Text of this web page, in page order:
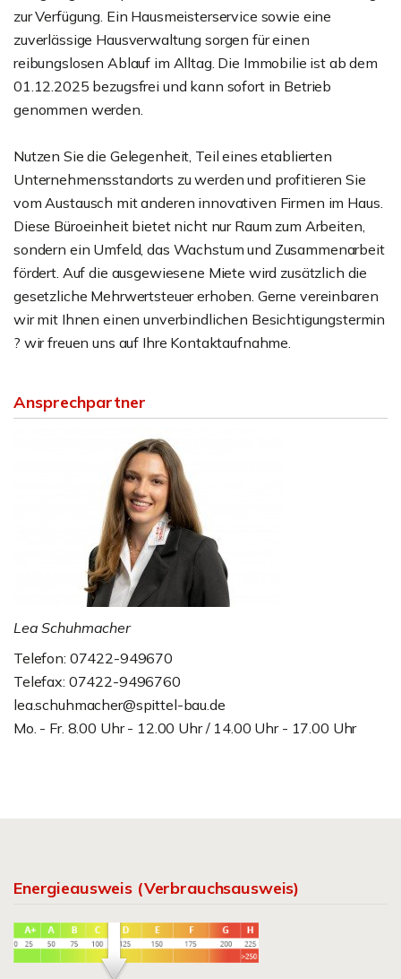
zur Verfügung. Ein Hausmeisterservice sowie eine
zuverlässige Hausverwaltung sorgen für einen
reibungslosen Ablauf im Alltag. Die Immobilie ist ab dem
01.12.2025 bezugsfrei und kann sofort in Betrieb
genommen werden.
Nutzen Sie die Gelegenheit, Teil eines etablierten
Unternehmensstandorts zu werden und profitieren Sie
vom Austausch mit anderen innovativen Firmen im Haus.
Diese Büroeinheit bietet nicht nur Raum zum Arbeiten,
sondern ein Umfeld, das Wachstum und Zusammenarbeit
fördert. Auf die ausgewiesene Miete wird zusätzlich die
gesetzliche Mehrwertsteuer erhoben. Gerne vereinbaren
wir mit Ihnen einen unverbindlichen Besichtigungstermin
? wir freuen uns auf Ihre Kontaktaufnahme.
Ansprechpartner
Lea Schuhmacher
Telefon: 07422-949670
Telefax: 07422-9496760
lea.schuhmacher@spittel-bau.de
Mo. - Fr. 8.00 Uhr - 12.00 Uhr / 14.00 Uhr - 17.00 Uhr
Energieausweis (Verbrauchsausweis)